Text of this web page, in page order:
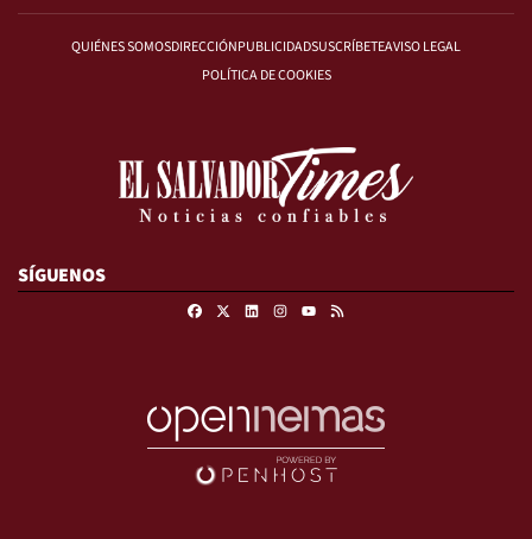
QUIÉNES SOMOSDIRECCIÓNPUBLICIDADSUSCRÍBETEAVISO LEGAL
POLÍTICA DE COOKIES
SÍGUENOS
FacebookLinkedinInstagram